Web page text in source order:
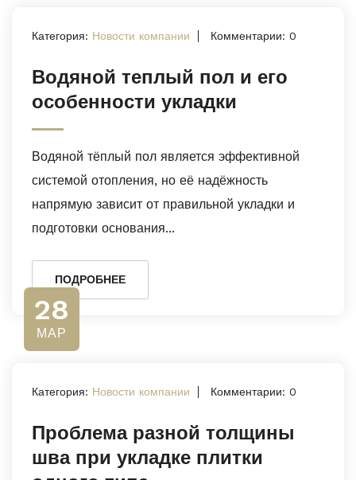
Категория: Новости компании Комментарии: 0
Водяной теплый пол и его
особенности укладки
Водяной тёплый пол является эффективной
системой отопления, но её надёжность
напрямую зависит от правильной укладки и
подготовки основания...
ПОДРОБНЕЕ
28
МАР
Категория: Новости компании Комментарии: 0
Проблема разной толщины
шва при укладке плитки